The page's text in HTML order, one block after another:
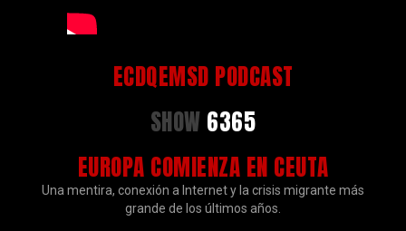
ECDQEMSD PODCAST
SHOW 6365
EUROPA COMIENZA EN CEUTA
Una mentira, conexión a Internet y la crisis migrante más
grande de los últimos años.